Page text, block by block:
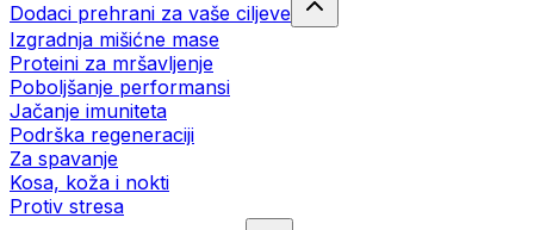
Dodaci prehrani za vaše ciljeve
Izgradnja mišićne mase
Proteini za mršavljenje
Poboljšanje performansi
Jačanje imuniteta
Podrška regeneraciji
Za spavanje
Kosa, koža i nokti
Protiv stresa